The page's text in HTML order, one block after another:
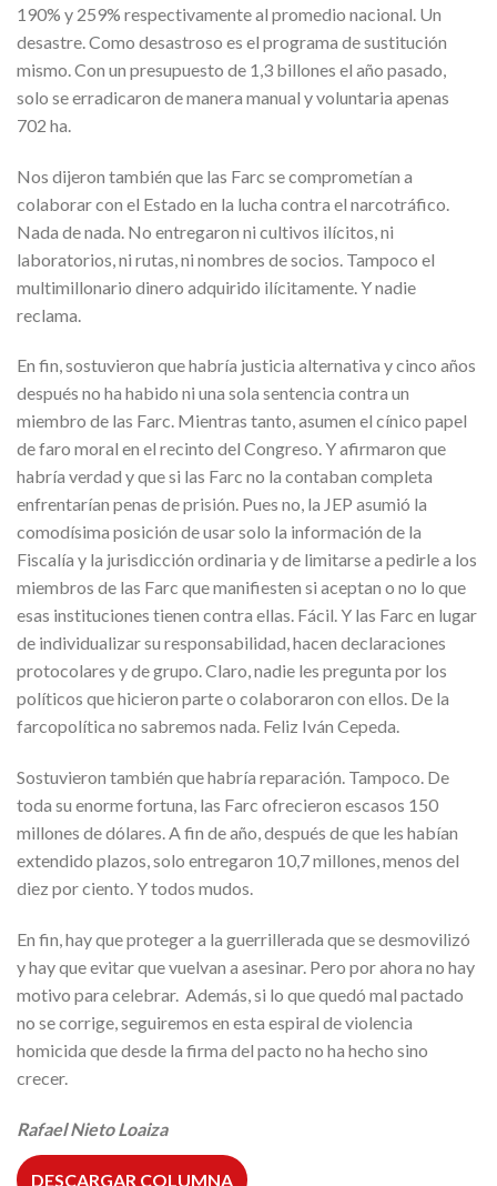
190% y 259% respectivamente al promedio nacional. Un
desastre. Como desastroso es el programa de sustitución
mismo. Con un presupuesto de 1,3 billones el año pasado,
solo se erradicaron de manera manual y voluntaria apenas
702 ha.
Nos dijeron también que las Farc se comprometían a
colaborar con el Estado en la lucha contra el narcotráfico.
Nada de nada. No entregaron ni cultivos ilícitos, ni
laboratorios, ni rutas, ni nombres de socios. Tampoco el
multimillonario dinero adquirido ilícitamente. Y nadie
reclama.
En fin, sostuvieron que habría justicia alternativa y cinco años
después no ha habido ni una sola sentencia contra un
miembro de las Farc. Mientras tanto, asumen el cínico papel
de faro moral en el recinto del Congreso. Y afirmaron que
habría verdad y que si las Farc no la contaban completa
enfrentarían penas de prisión. Pues no, la JEP asumió la
comodísima posición de usar solo la información de la
Fiscalía y la jurisdicción ordinaria y de limitarse a pedirle a los
miembros de las Farc que manifiesten si aceptan o no lo que
esas instituciones tienen contra ellas. Fácil. Y las Farc en lugar
de individualizar su responsabilidad, hacen declaraciones
protocolares y de grupo. Claro, nadie les pregunta por los
políticos que hicieron parte o colaboraron con ellos. De la
farcopolítica no sabremos nada. Feliz Iván Cepeda.
Sostuvieron también que habría reparación. Tampoco. De
toda su enorme fortuna, las Farc ofrecieron escasos 150
millones de dólares. A fin de año, después de que les habían
extendido plazos, solo entregaron 10,7 millones, menos del
diez por ciento. Y todos mudos.
En fin, hay que proteger a la guerrillerada que se desmovilizó
y hay que evitar que vuelvan a asesinar. Pero por ahora no hay
motivo para celebrar. Además, si lo que quedó mal pactado
no se corrige, seguiremos en esta espiral de violencia
homicida que desde la firma del pacto no ha hecho sino
crecer.
Rafael Nieto Loaiza
DESCARGAR COLUMNA